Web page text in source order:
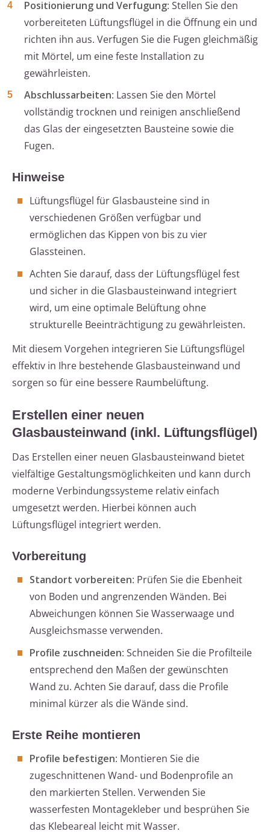
Positionierung und Verfugung: Stellen Sie den
vorbereiteten Lüftungsflügel in die Öffnung ein und
richten ihn aus. Verfugen Sie die Fugen gleichmäßig
mit Mörtel, um eine feste Installation zu
gewährleisten.
Abschlussarbeiten: Lassen Sie den Mörtel
vollständig trocknen und reinigen anschließend
das Glas der eingesetzten Bausteine sowie die
Fugen.
Hinweise
Lüftungsflügel für Glasbausteine sind in
verschiedenen Größen verfügbar und
ermöglichen das Kippen von bis zu vier
Glassteinen.
Achten Sie darauf, dass der Lüftungsflügel fest
und sicher in die Glasbausteinwand integriert
wird, um eine optimale Belüftung ohne
strukturelle Beeinträchtigung zu gewährleisten.
Mit diesem Vorgehen integrieren Sie Lüftungsflügel
effektiv in Ihre bestehende Glasbausteinwand und
sorgen so für eine bessere Raumbelüftung.
Erstellen einer neuen
Glasbausteinwand (inkl. Lüftungsflügel)
Das Erstellen einer neuen Glasbausteinwand bietet
vielfältige Gestaltungsmöglichkeiten und kann durch
moderne Verbindungssysteme relativ einfach
umgesetzt werden. Hierbei können auch
Lüftungsflügel integriert werden.
Vorbereitung
Standort vorbereiten: Prüfen Sie die Ebenheit
von Boden und angrenzenden Wänden. Bei
Abweichungen können Sie Wasserwaage und
Ausgleichsmasse verwenden.
Profile zuschneiden: Schneiden Sie die Profilteile
entsprechend den Maßen der gewünschten
Wand zu. Achten Sie darauf, dass die Profile
minimal kürzer als die Wände sind.
Erste Reihe montieren
Profile befestigen: Montieren Sie die
zugeschnittenen Wand- und Bodenprofile an
den markierten Stellen. Verwenden Sie
wasserfesten Montagekleber und besprühen Sie
das Klebeareal leicht mit Wasser.